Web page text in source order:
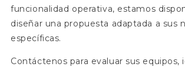
funcionalidad operativa, estamos
diseñar una propuesta adaptada a sus
específicas.
Contáctenos para evaluar sus equipos,